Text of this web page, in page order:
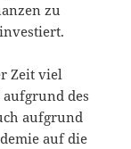
zu
Zeit viel
des
aufgrund
auf die